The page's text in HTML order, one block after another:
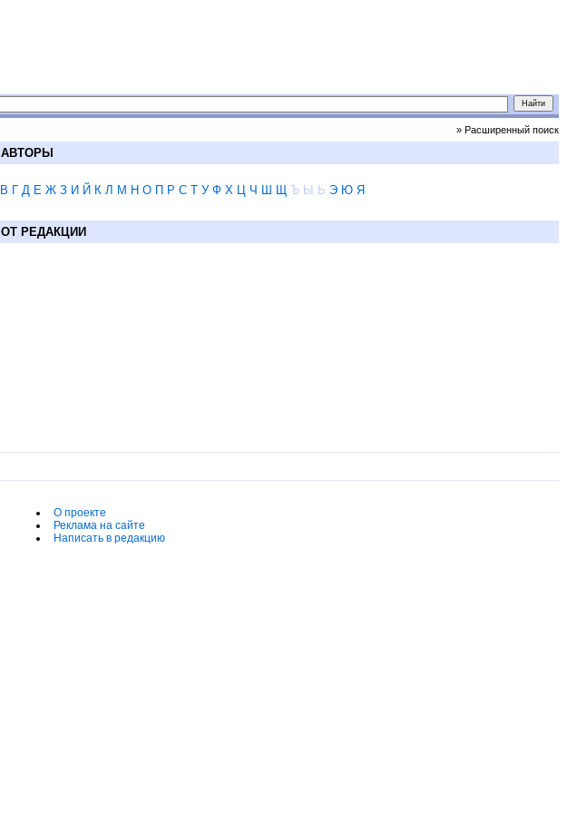
» Расширенный поиск
АВТОРЫ
В Г Д Е Ж З И Й К Л М Н О П Р С Т У Ф Х Ц Ч Ш Щ Ъ Ы Ь Э Ю Я
ОТ РЕДАКЦИИ
О проекте
Реклама на сайте
Написать в редакцию